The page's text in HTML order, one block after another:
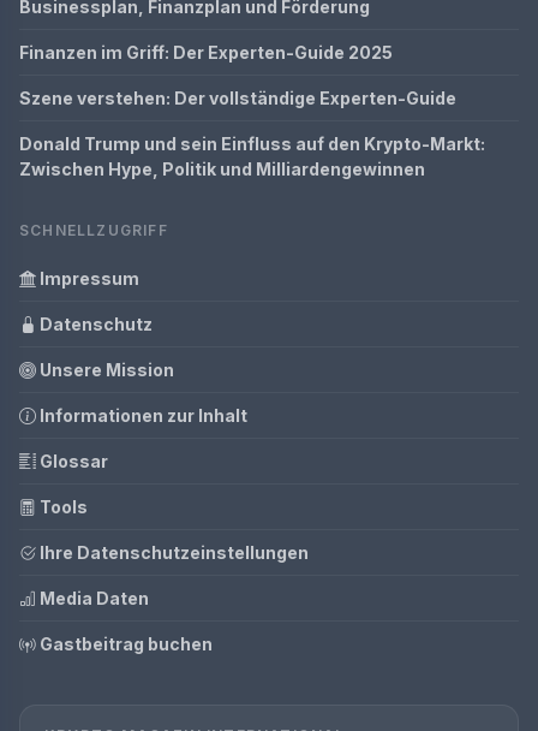
Businessplan, Finanzplan und Förderung
Finanzen im Griff: Der Experten-Guide 2025
Szene verstehen: Der vollständige Experten-Guide
Donald Trump und sein Einfluss auf den Krypto-Markt:
Zwischen Hype, Politik und Milliardengewinnen
SCHNELLZUGRIFF
Impressum
Datenschutz
Unsere Mission
Informationen zur Inhalt
Glossar
Tools
Ihre Datenschutzeinstellungen
Media Daten
Gastbeitrag buchen